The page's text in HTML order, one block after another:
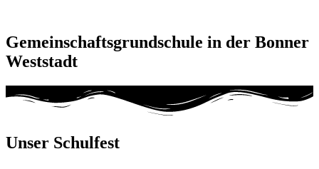
Gemeinschaftsgrundschule in der Bonner
Weststadt
Unser Schulfest